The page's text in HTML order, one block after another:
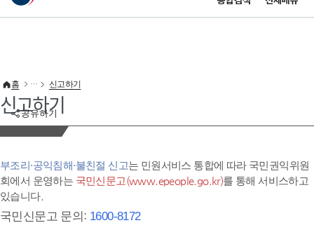
이 누리집은 대한민국 공식 전자정부 누리집입니다.
공유하기
홈 신고하기
신고하기
부조리·공익침해·불친절 신고는 민원서비스 통합에 따라 국민권익위원
회에서 운영하는 국민신문고(www.epeople.go.kr)를 통해 서비스하고
있습니다.
국민신문고 문의: 1600-8172